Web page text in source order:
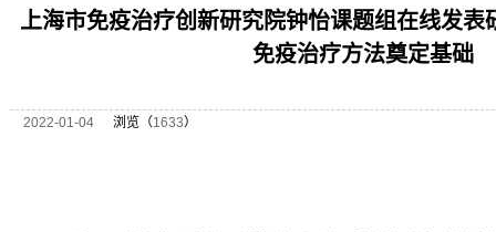
上海市免疫治疗创新研究院钟怡课题组在线发表
免疫治疗方法奠定基础
2022-01-04 浏览（1633）